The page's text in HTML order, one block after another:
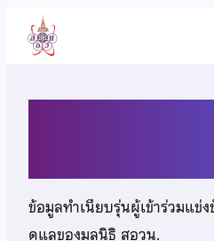
เนื้อหา
ข้อมูลทำเนียบรุ่นผู้เข้าร่วมแข่
ดูแลของมูลนิธิ สอวน.